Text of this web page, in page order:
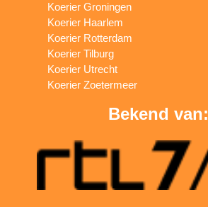
Koerier Groningen
Koerier Haarlem
Koerier Rotterdam
Koerier Tilburg
Koerier Utrecht
Koerier Zoetermeer
Bekend van: